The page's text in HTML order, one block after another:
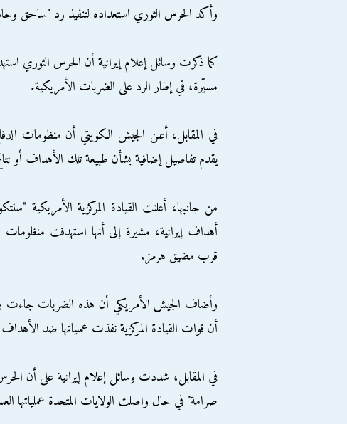
وأكد الحرس الثوري استعداده لتنفيذ رد "ساحق
كما ذكرت وسائل إعلام إيرانية أن الحرس الثوري
مسيّرة، في إطار الرد على الضربات الأمريكية.
في المقابل، أعلن الجيش الكويتي أن منظومات
يقدم تفاصيل إضافية بشأن طبيعة تلك الأهداف أو
من جانبها، أعلنت القيادة المركزية الأمريكية
أهداف إيرانية، مشيرة إلى أنها استهدفت
قرب مضيق هرمز.
وأضاف الجيش الأمريكي أن هذه الضربات جاءت
أن قوات القيادة المركزية نفذت عملياتها ضد
في المقابل، شددت وسائل إعلام إيرانية على أن
صرامة" في حال واصلت الولايات المتحدة عملياتها